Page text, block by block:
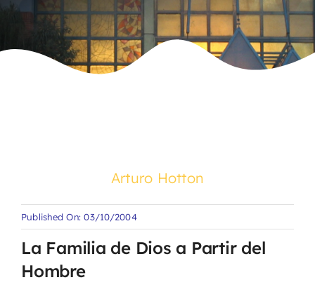
Arturo Hotton
Published On: 03/10/2004
La Familia de Dios a Partir del
Hombre